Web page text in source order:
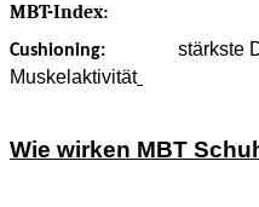
MBT-Index:
Cushioning:
stärkste
Muskelaktivität
Wie wirken MBT